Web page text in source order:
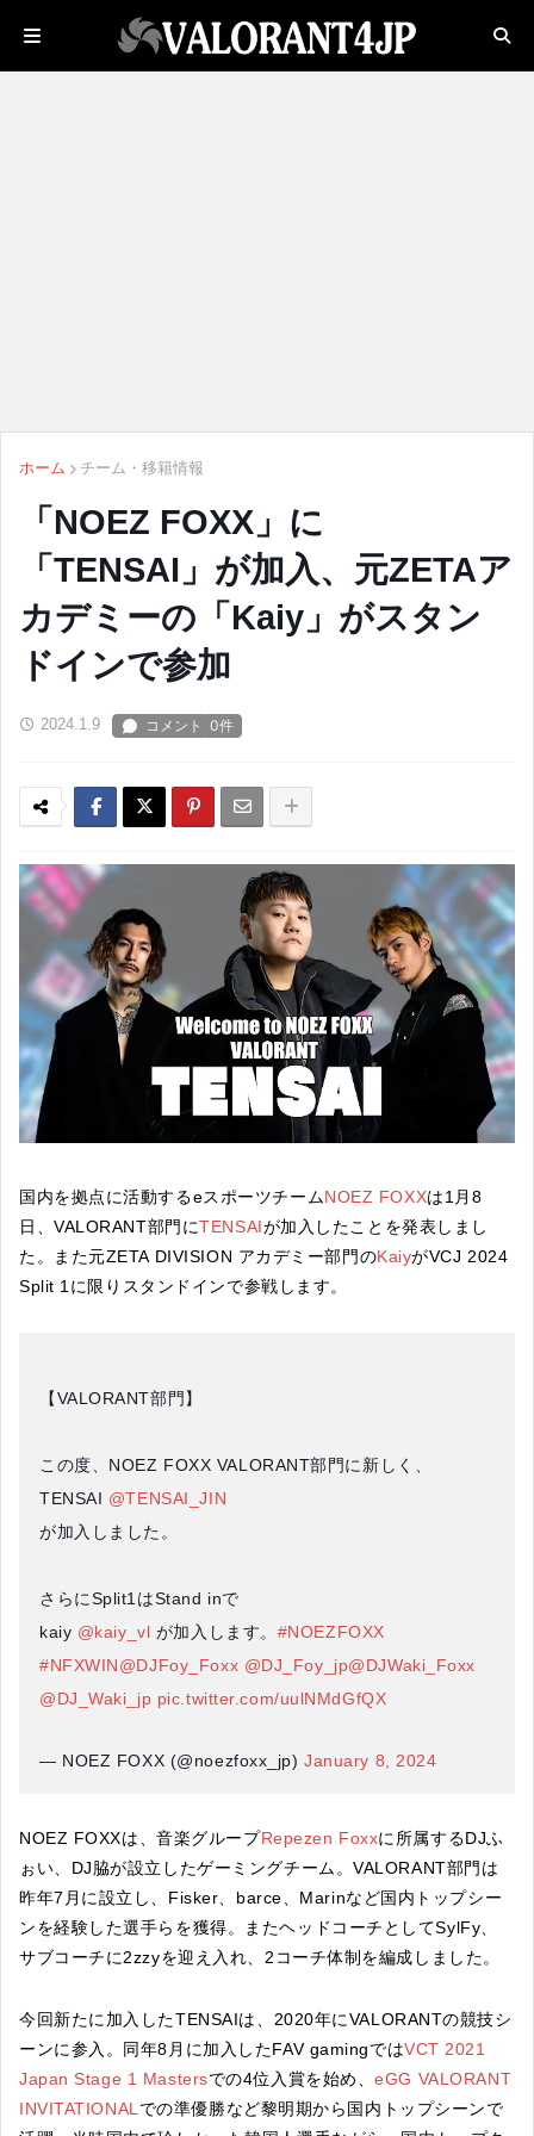
ホーム チーム・移籍情報
「NOEZ FOXX」に
「TENSAI」が加入、元ZETAア
カデミーの「Kaiy」がスタン
ドインで参加
2024.1.9
国内を拠点に活動するeスポーツチームNOEZ FOXXは1月8
日、VALORANT部門にTENSAIが加入したことを発表しまし
た。また元ZETA DIVISION アカデミー部門のKaiyがVCJ 2024
Split 1に限りスタンドインで参戦します。
【VALORANT部門】
この度、NOEZ FOXX VALORANT部門に新しく、
TENSAI @TENSAI_JIN
が加入しました。
さらにSplit1はStand inで
kaiy @kaiy_vl が加入します。 #NOEZFOXX
#NFXWIN@DJFoy_Foxx @DJ_Foy_jp@DJWaki_Foxx
@DJ_Waki_jp pic.twitter.com/uulNMdGfQX
— NOEZ FOXX (@noezfoxx_jp)January 8, 2024
NOEZ FOXXは、音楽グループRepezen Foxxに所属するDJふ
ぉい、DJ脇が設立したゲーミングチーム。VALORANT部門は
昨年7月に設立し、Fisker、barce、Marinなど国内トップシー
ンを経験した選手らを獲得。またヘッドコーチとしてSylFy、
サブコーチに2zzyを迎え入れ、2コーチ体制を編成しました。
今回新たに加入したTENSAIは、2020年にVALORANTの競技シ
ーンに参入。同年8月に加入したFAV gamingではVCT 2021
Japan Stage 1 Mastersでの4位入賞を始め、eGG VALORANT
INVITATIONAL での準優勝など黎明期から国内トップシーンで